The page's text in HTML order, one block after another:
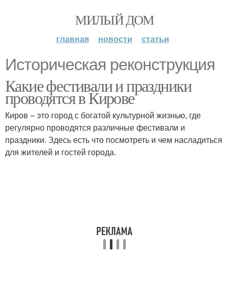
МИЛЫЙ ДОМ
главная новости статьи
Историческая реконструкция
Какие фестивали и праздники
проводятся в Кирове
Киров – это город с богатой культурной жизнью, где
регулярно проводятся различные фестивали и
праздники. Здесь есть что посмотреть и чем насладиться
для жителей и гостей города.